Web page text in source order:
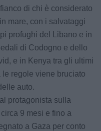
di chi è considerato
mare, con i salvataggi
profughi del Libano e in
di Codogno e dello
e in Kenya tra gli ultimi
regole viene bruciato
auto.
protagonista sulla
9 mesi e fino a
a Gaza per conto